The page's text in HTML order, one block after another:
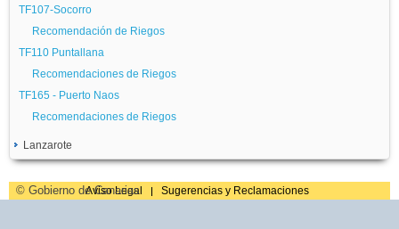
TF107-Socorro
Recomendación de Riegos
TF110 Puntallana
Recomendaciones de Riegos
TF165 - Puerto Naos
Recomendaciones de Riegos
Lanzarote
Recomendación de Riegos
Aviso Legal Sugerencias y Reclamaciones
© Gobierno de Canarias